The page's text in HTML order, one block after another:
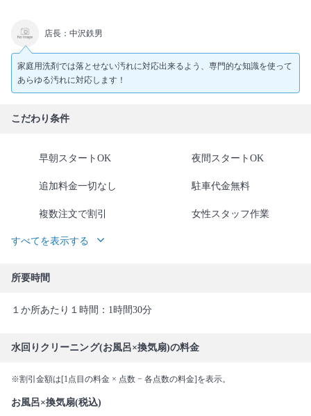
店長：中沢鉄男
家庭用洗剤では落とせない汚れに対応出来るよう、専門的な知識を使って
あらゆる汚れに対応します！
こだわり条件
早朝スタートOK 夜間スタートOK
追加料金一切なし 駐車代金無料
複数注文で割引 女性スタッフ作業
すべてを表示する
所要時間
１か所あたり１時間：1時間30分
水回りクリーニング(お風呂×換気扇)の料金
※割引金額は[1点目の料金 × 点数 − 各点数の料金]を表示。
お風呂×換気扇(税込)